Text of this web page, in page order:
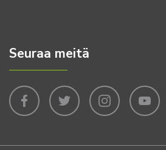
Seuraa meitä